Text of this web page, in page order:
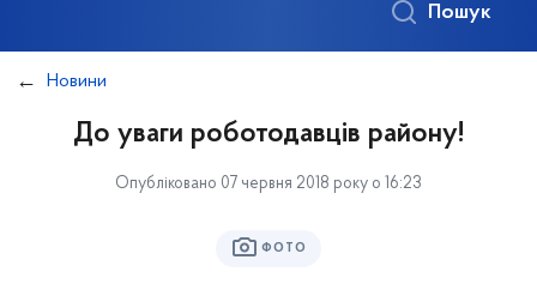
Пошук
Новини
До уваги роботодавців району!
Опубліковано 07 червня 2018 року о 16:23
ФОТО